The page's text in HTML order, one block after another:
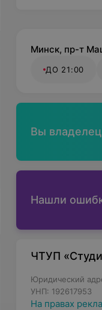
Минск, пр-т
ДО 21:00
Вы
Нашли
ЧТУП
Юридический
УНП: 192617953
На правах